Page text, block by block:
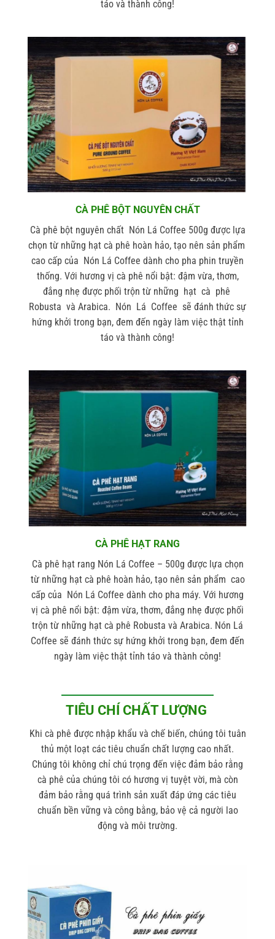
táo và thành công!
CÀ PHÊ BỘT NGUYÊN CHẤT
Cà phê bột nguyên chất Nón Lá Coffee 500g được lựa
chọn từ những hạt cà phê hoàn hảo, tạo nên sản phẩm
cao cấp của Nón Lá Coffee dành cho pha phin truyền
thống. Với hương vị cà phê nổi bật: đậm vừa, thơm,
đắng nhẹ được phối trộn từ những hạt cà phê
Robusta và Arabica. Nón Lá Coffee sẽ đánh thức sự
hứng khởi trong bạn, đem đến ngày làm việc thật tỉnh
táo và thành công!
CÀ PHÊ HẠT RANG
Cà phê hạt rang Nón Lá Coffee – 500g được lựa chọn
từ những hạt cà phê hoàn hảo, tạo nên sản phẩm cao
cấp của Nón Lá Coffee dành cho pha máy. Với hương
vị cà phê nổi bật: đậm vừa, thơm, đắng nhẹ được phối
trộn từ những hạt cà phê Robusta và Arabica. Nón Lá
Coffee sẽ đánh thức sự hứng khởi trong bạn, đem đến
ngày làm việc thật tỉnh táo và thành công!
TIÊU CHÍ CHẤT LƯỢNG
Khi cà phê được nhập khẩu và chế biến, chúng tôi tuân
thủ một loạt các tiêu chuẩn chất lượng cao nhất.
Chúng tôi không chỉ chú trọng đến việc đảm bảo rằng
cà phê của chúng tôi có hương vị tuyệt vời, mà còn
đảm bảo rằng quá trình sản xuất đáp ứng các tiêu
chuẩn bền vững và công bằng, bảo vệ cả người lao
động và môi trường.